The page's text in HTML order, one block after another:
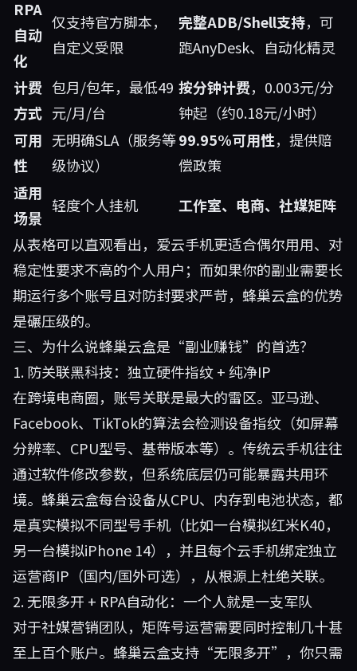
RPA
自动
化
仅支持官方脚本，
自定义受限
完整ADB/Shell支持，可
跑AnyDesk、自动化精灵
计费
方式
包月/包年，最低49
元/月/台
按分钟计费，0.003元/分
钟起（约0.18元/小时）
可用
性
无明确SLA（服务等
级协议）
99.95%可用性，提供赔
偿政策
适用
场景
轻度个人挂机
工作室、电商、社媒矩阵
从表格可以直观看出，爱云手机更适合偶尔用用、对
稳定性要求不高的个人用户；而如果你的副业需要长
期运行多个账号且对防封要求严苛， 蜂巢云盒的优势
是碾压级的。
三、为什么说蜂巢云盒是“副业赚钱”的首选？
1. 防关联黑科技：独立硬件指纹 + 纯净IP
在跨境电商圈，账号关联是最大的雷区。亚马逊、
Facebook、TikTok的算法会检测设备指纹（如屏幕
分辨率、CPU型号、基带版本等）。传统云手机往往
通过软件修改参数，但系统底层仍可能暴露共用环
境。蜂巢云盒每台设备从CPU、内存到电池状态，都
是真实模拟不同型号手机（比如一台模拟红米K40，
另一台模拟iPhone 14），并且每个云手机绑定独立
运营商IP（国内/国外可选），从根源上杜绝关联。
2. 无限多开 + RPA自动化：一个人就是一支军队
对于社媒营销团队，矩阵号运营需要同时控制几十甚
至上百个账户。蜂巢云盒支持“无限多开”，你只需